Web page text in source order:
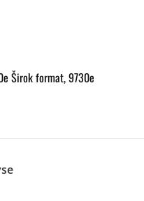
Širok format, 9730e